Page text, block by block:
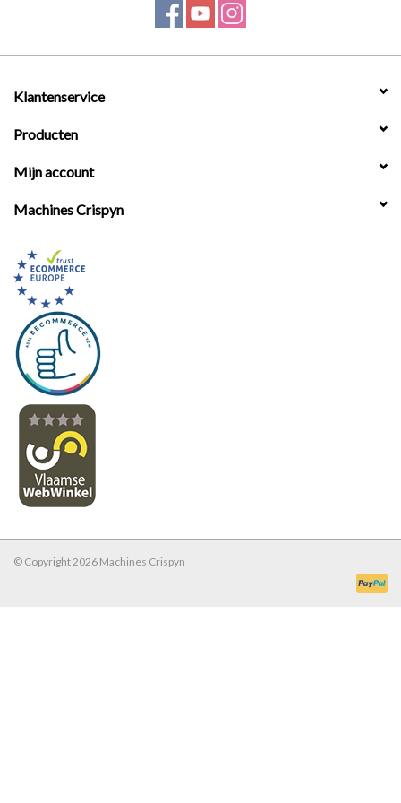
Machines |
Cadeaubonnen &
Relatiegeschenken |
Onderdelen |
Oliën & Smeermiddelen |
TIPS & KENNIS
Klantenservice
Producten
Mijn account
Machines Crispyn
© Copyright 2026 Machines Crispyn